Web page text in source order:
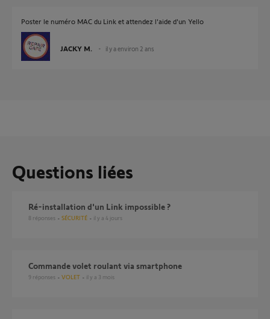
Poster le numéro MAC du Link et attendez l'aide d'un Yello
JACKY M. il y a environ 2 ans
Questions liées
ré-installation d'un Link impossible ?
8 réponses SÉCURITÉ il y a 4 jours
Commande volet roulant via smartphone
9 réponses VOLET il y a 3 mois